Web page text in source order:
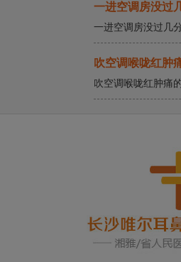
耳石
一进空调房没过
一进空调房没过几
吹空调喉咙红肿
吹空调喉咙红肿痛